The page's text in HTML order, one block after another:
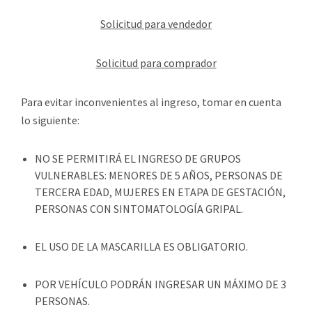
Solicitud para vendedor
Solicitud para comprador
Para evitar inconvenientes al ingreso, tomar en cuenta
lo siguiente:
NO SE PERMITIRÁ EL INGRESO DE GRUPOS
VULNERABLES: MENORES DE 5 AÑOS, PERSONAS DE
TERCERA EDAD, MUJERES EN ETAPA DE GESTACIÓN,
PERSONAS CON SINTOMATOLOGÍA GRIPAL.
EL USO DE LA MASCARILLA ES OBLIGATORIO.
POR VEHÍCULO PODRÁN INGRESAR UN MÁXIMO DE 3
PERSONAS.